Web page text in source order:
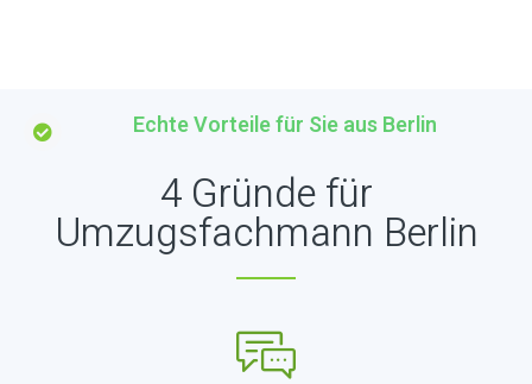
Echte Vorteile für Sie aus Berlin
4 Gründe für
Umzugsfachmann Berlin